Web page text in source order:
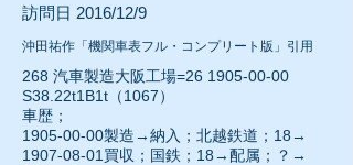
訪問日 2016/12/9
沖田祐作「機関車表フル・コンプリート版」引用
268 汽車製造大阪工場=26 1905-00-00
S38.22t1B1t（1067）
車歴；
1905-00-00製造→納入；北越鉄道；18→
1907-08-01 買収；国鉄；18→配属；？→